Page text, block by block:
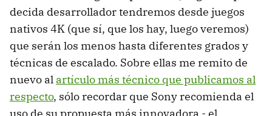
decida desarrollador tendremos desde juegos
nativos 4K (que sí, que los hay, luego veremos)
que serán los menos hasta diferentes grados y
técnicas de escalado. Sobre ellas me remito de
nuevo al artículo más técnico que publicamos al
respecto, sólo recordar que Sony recomienda el